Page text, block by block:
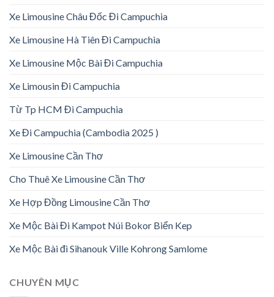
Xe Limousine Châu Đốc Đi Campuchia
Xe Limousine Hà Tiên Đi Campuchia
Xe Limousine Mộc Bài Đi Campuchia
Xe Limousin Đi Campuchia
Từ Tp HCM Đi Campuchia
Xe Đi Campuchia (Cambodia 2025 )
Xe Limousine Cần Thơ
Cho Thuê Xe Limousine Cần Thơ
Xe Hợp Đồng Limousine Cần Thơ
Xe Mộc Bài Đi Kampot Núi Bokor Biển Kep
Xe Mộc Bài đi Sihanouk Ville Kohrong Samlome
CHUYÊN MỤC